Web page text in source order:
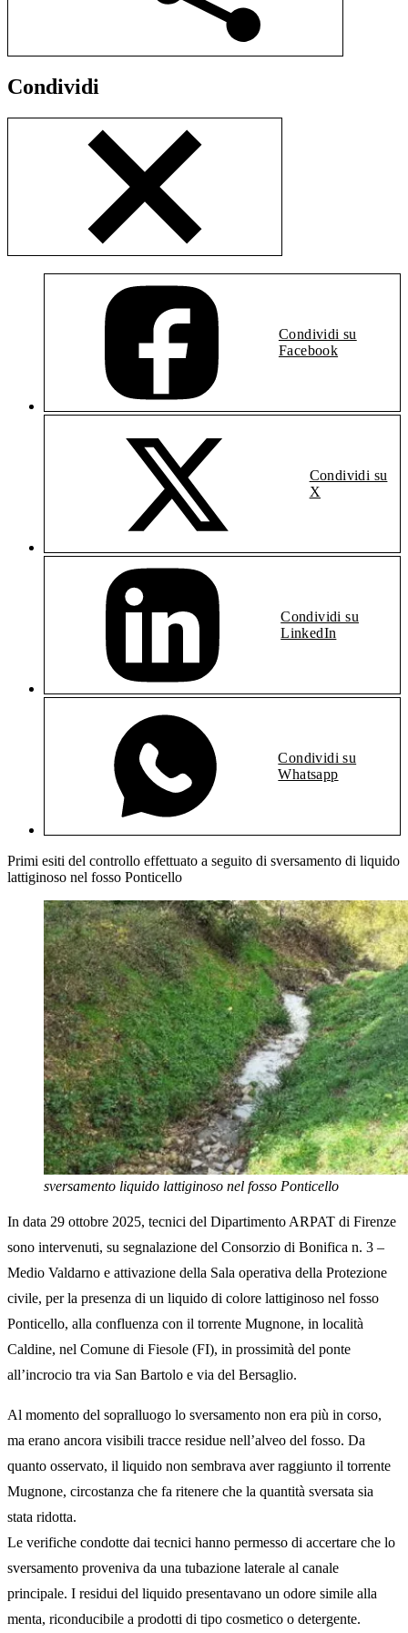
Condividi
Condividi su
Facebook
Condividi su
X
Condividi su
LinkedIn
Condividi su
Whatsapp
Primi esiti del controllo effettuato a seguito di sversamento di liquido
lattiginoso nel fosso Ponticello
sversamento liquido lattiginoso nel fosso Ponticello
In data 29 ottobre 2025, tecnici del Dipartimento ARPAT di Firenze
sono intervenuti, su segnalazione del Consorzio di Bonifica n. 3 –
Medio Valdarno e attivazione della Sala operativa della Protezione
civile, per la presenza di un liquido di colore lattiginoso nel fosso
Ponticello, alla confluenza con il torrente Mugnone, in località
Caldine, nel Comune di Fiesole (FI), in prossimità del ponte
all’incrocio tra via San Bartolo e via del Bersaglio.
Al momento del sopralluogo lo sversamento non era più in corso,
ma erano ancora visibili tracce residue nell’alveo del fosso. Da
quanto osservato, il liquido non sembrava aver raggiunto il torrente
Mugnone, circostanza che fa ritenere che la quantità sversata sia
stata ridotta.
Le verifiche condotte dai tecnici hanno permesso di accertare che lo
sversamento proveniva da una tubazione laterale al canale
principale. I residui del liquido presentavano un odore simile alla
menta, riconducibile a prodotti di tipo cosmetico o detergente.